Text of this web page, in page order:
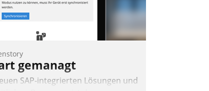
gemanagt
SAP-integrierten Lösungen und